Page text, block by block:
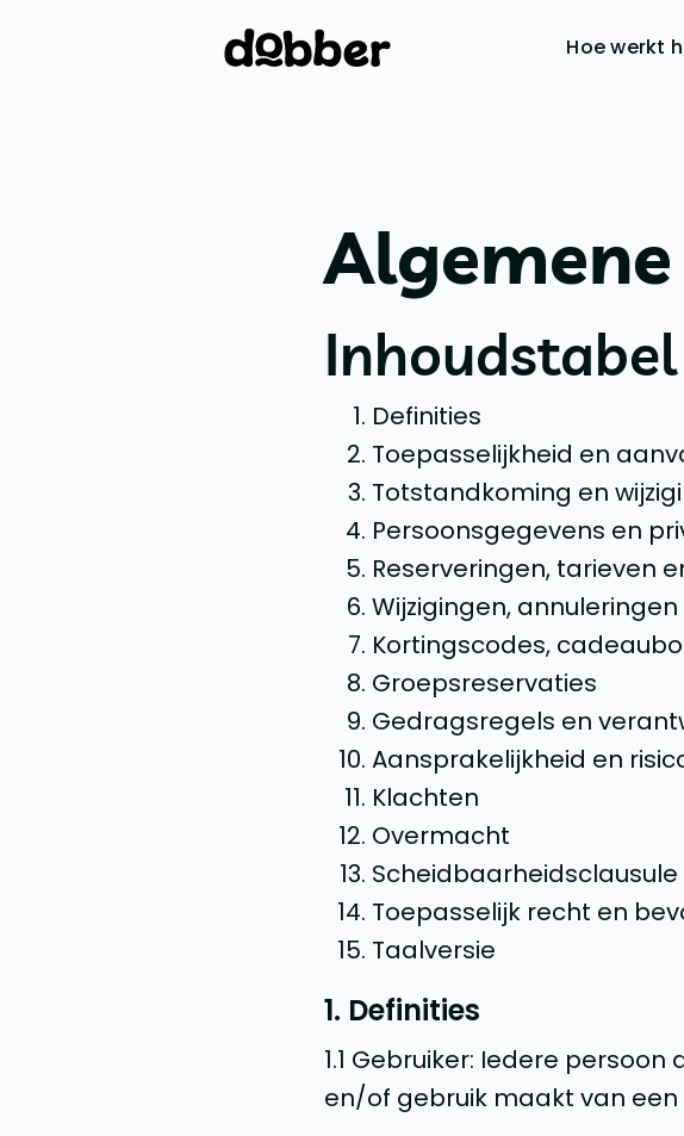
Hoe werkt
Inhoudstabel
Definities
Toepasselijkheid en
Totstandkoming en
Persoonsgegevens en
Reserveringen, tarieven
Wijzigingen,
Kortingscodes,
Groepsreservaties
Gedragsregels en
Aansprakelijkheid en
Klachten
Overmacht
Scheidbaarheidsclausule
Toepasselijk recht en
Taalversie
1. Definities
1.1 Gebruiker: Iedere
en/of gebruik maakt van een